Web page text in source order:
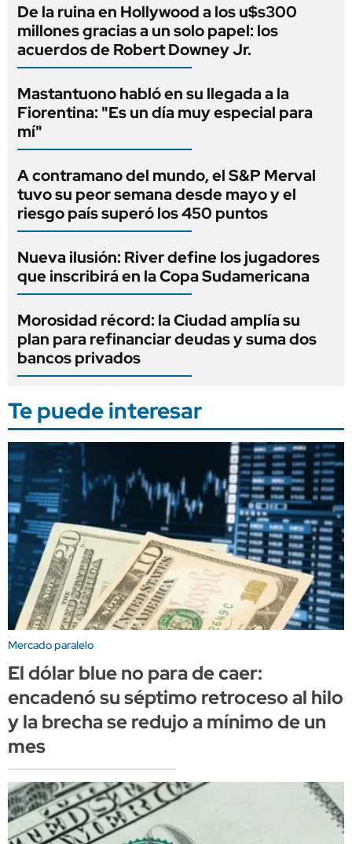
De la ruina en Hollywood a los u$s300
millones gracias a un solo papel: los
acuerdos de Robert Downey Jr.
Mastantuono habló en su llegada a la
Fiorentina: "Es un día muy especial para
mí"
A contramano del mundo, el S&P Merval
tuvo su peor semana desde mayo y el
riesgo país superó los 450 puntos
Nueva ilusión: River define los jugadores
que inscribirá en la Copa Sudamericana
Morosidad récord: la Ciudad amplía su
plan para refinanciar deudas y suma dos
bancos privados
Te puede interesar
Mercado paralelo
El dólar blue no para de caer:
encadenó su séptimo retroceso al hilo
y la brecha se redujo a mínimo de un
mes